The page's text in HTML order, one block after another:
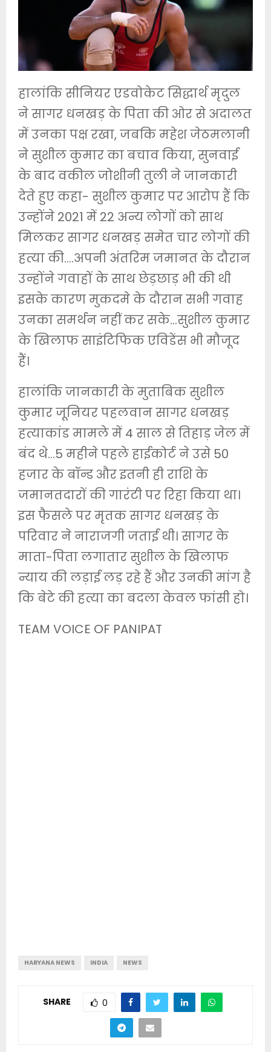
हालांकि सीनियर एडवोकेट सिद्धार्थ मृदुल
ने सागर धनखड़ के पिता की ओर से अदालत
में उनका पक्ष रखा, जबकि महेश जेठमलानी
ने सुशील कुमार का बचाव किया, सुनवाई
के बाद वकील जोशीनी तुली ने जानकारी
देते हुए कहा- सुशील कुमार पर आरोप हैं कि
उन्होंने 2021 में 22 अन्य लोगों को साथ
मिलकर सागर धनखड़ समेत चार लोगों की
हत्या की….अपनी अंतरिम जमानत के दौरान
उन्होंने गवाहों के साथ छेड़छाड़ भी की थी
इसके कारण मुकदमे के दौरान सभी गवाह
उनका समर्थन नहीं कर सके…सुशील कुमार
के खिलाफ साइंटिफिक एविडेंस भी मौजूद
हैं।
हालांकि जानकारी के मुताबिक सुशील
कुमार जूनियर पहलवान सागर धनखड़
हत्याकांड मामले में 4 साल से तिहाड़ जेल में
बंद थे…5 महीने पहले हाईकोर्ट ने उसे 50
हजार के बॉन्ड और इतनी ही राशि के
जमानतदारों की गारंटी पर रिहा किया था।
इस फैसले पर मृतक सागर धनखड़ के
परिवार ने नाराजगी जताई थी। सागर के
माता-पिता लगातार सुशील के खिलाफ
न्याय की लड़ाई लड़ रहे हैं और उनकी मांग है
कि बेटे की हत्या का बदला केवल फांसी हो।
TEAM VOICE OF PANIPAT
HARYANA NEWS INDIA NEWS
SHARE 0